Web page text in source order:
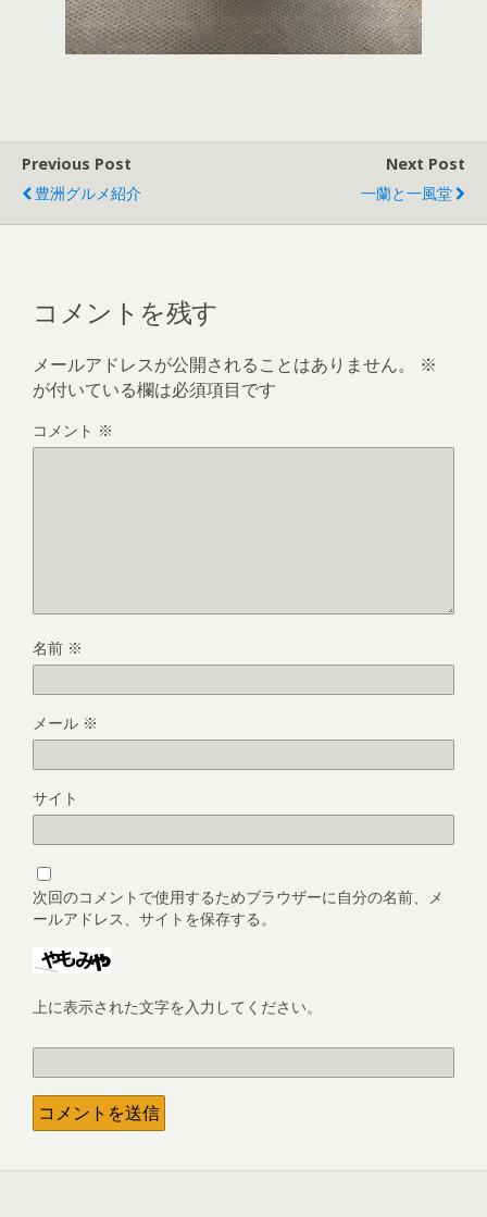
Previous Post
豊洲グルメ紹介
Next Post
一蘭と一風堂
コメントを残す
メールアドレスが公開されることはありません。
※
が付いている欄は必須項目です
コメント ※
名前 ※
メール ※
サイト
次回のコメントで使用するためブラウザーに自分の名前、メ
ールアドレス、サイトを保存する。
上に表示された文字を入力してください。